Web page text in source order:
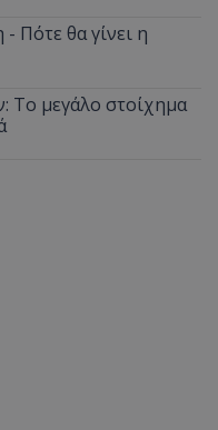
Πότε θα γίνει η
Το μεγάλο στοίχημα